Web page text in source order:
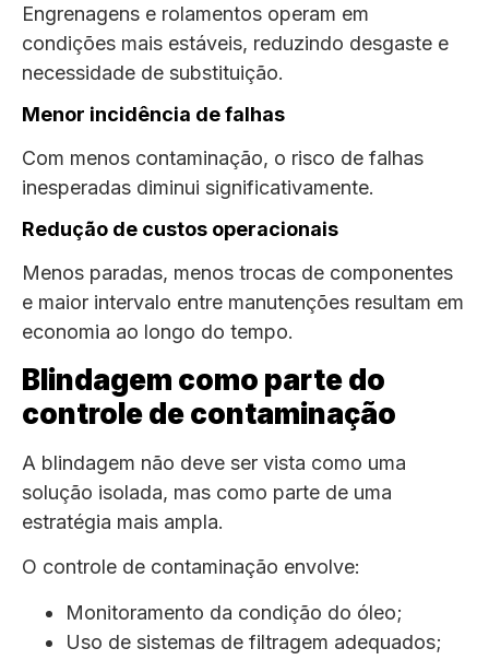
Engrenagens e rolamentos operam em
condições mais estáveis, reduzindo desgaste e
necessidade de substituição.
Menor incidência de falhas
Com menos contaminação, o risco de falhas
inesperadas diminui significativamente.
Redução de custos operacionais
Menos paradas, menos trocas de componentes
e maior intervalo entre manutenções resultam em
economia ao longo do tempo.
Blindagem como parte do
controle de contaminação
A blindagem não deve ser vista como uma
solução isolada, mas como parte de uma
estratégia mais ampla.
O controle de contaminação envolve:
Monitoramento da condição do óleo;
Uso de sistemas de filtragem adequados;